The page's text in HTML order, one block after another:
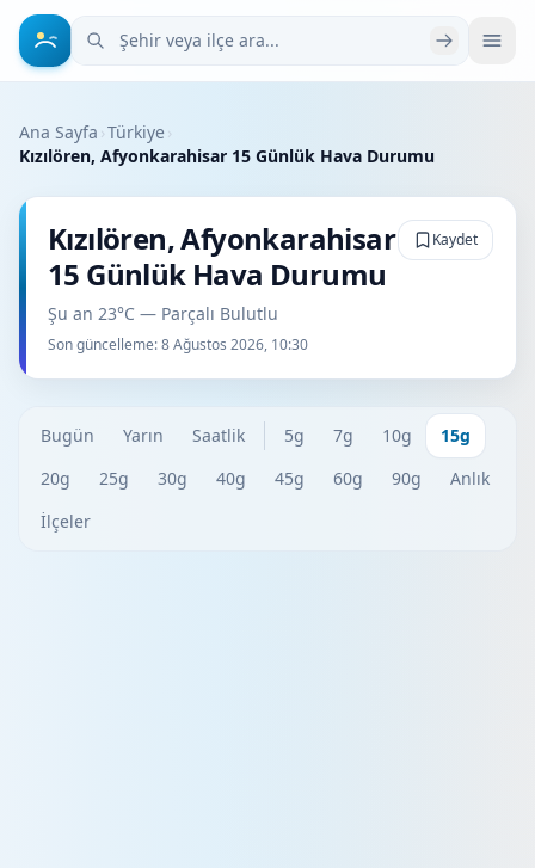
Şehir veya ilçe ara
Ana Sayfa ›Türkiye›
Kızılören, Afyonkarahisar 15 Günlük Hava Durumu
Kızılören, Afyonkarahisar
15 Günlük Hava Durumu
Şu an 23°C — Parçalı Bulutlu
Son güncelleme:8 Ağustos 2026, 10:30
Kaydet
Bugün Yarın Saatlik 5g 7g 10g
15g
20g
25g 30g 40g 45g 60g 90g
Anlık
İlçeler